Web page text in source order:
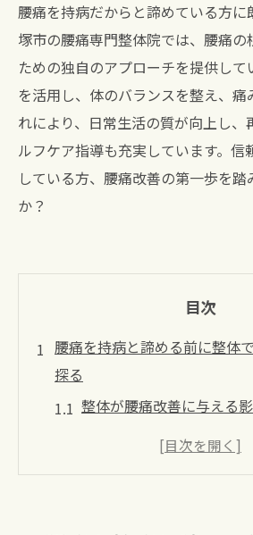
腰痛を持病だからと諦めている方に
塚市の腰痛専門整体院では、腰痛の
ための独自のアプローチを提供して
を活用し、体のバランスを整え、痛
れにより、日常生活の質が向上し、
ルフケア指導も充実しています。信
している方、腰痛改善の第一歩を
か？
目次
腰痛を持病と諦める前に整体
探る
整体が腰痛改善に与える
持病を整体で克服する実例
整体がもたらす生活の質改